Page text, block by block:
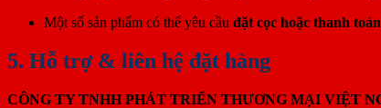
Một số sản phẩm có thể yêu cầu đặt cọc hoặc thanh
5. Hỗ trợ & liên hệ đặt hàng
CÔNG TY TNHH PHÁT TRIỂN THƯƠNG MẠI VIỆT